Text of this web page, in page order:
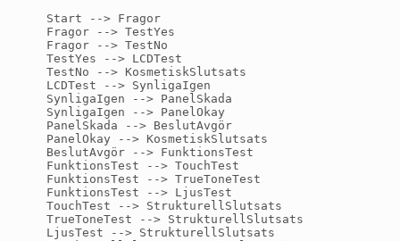
    Start --> Fragor
    Fragor --> TestYes
    Fragor --> TestNo
    TestYes --> LCDTest
    TestNo --> KosmetiskSlutsats
    LCDTest --> SynligaIgen
    SynligaIgen --> PanelSkada
    SynligaIgen --> PanelOkay
    PanelSkada --> BeslutAvgör
    PanelOkay --> KosmetiskSlutsats
    BeslutAvgör --> FunktionsTest
    FunktionsTest --> TouchTest
    FunktionsTest --> TrueToneTest
    FunktionsTest --> LjusTest
    TouchTest --> StrukturellSlutsats
    TrueToneTest --> StrukturellSlutsats
    LjusTest --> StrukturellSlutsats